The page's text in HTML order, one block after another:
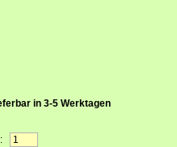
in 3-5 Werktagen